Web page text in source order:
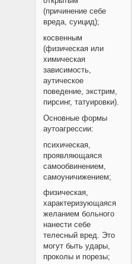
(причинение себе
вреда, суицид);
косвенным
(физическая или
химическая
зависимость,
аутическое
поведение, экстрим,
пирсинг, татуировки).
Основные формы
аутоагрессии:
психическая,
проявляющаяся
самообвинением,
самоуничижением;
физическая,
характеризующаяся
желанием больного
нанести себе
телесный вред. Это
могут быть удары,
проколы и порезы;